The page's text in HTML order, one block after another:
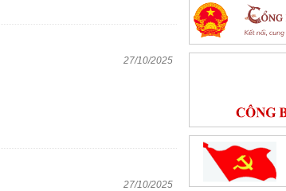
27/10/2025
27/10/2025